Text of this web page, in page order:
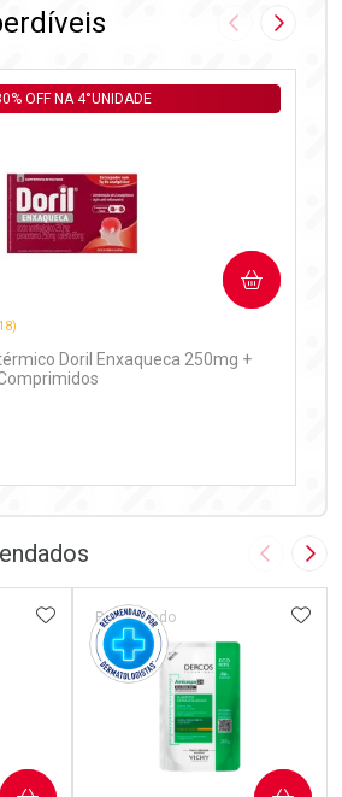
Imagem
Doril Enxaqueca 250mg +
OFF NA 4°UNIDADE
COMPRAR
Imagem
ADICIONAR AOS FAVORITOS
Patrocinado